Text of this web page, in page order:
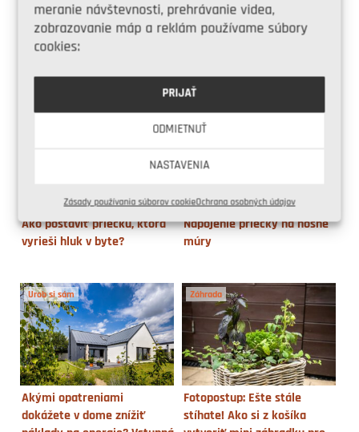
meranie návštevnosti, prehrávanie videa,
zobrazovanie máp a reklám používame súbory
cookies:
PRIJAŤ
ODMIETNUŤ
NASTAVENIA
Zásady používania súborov cookieOchrana osobných údajov
tehál – postup v 9 krokoch
Ako postaviť priečku, ktorá
vyrieši hluk v byte?
Napojenie priečky na nosné
múry
Urob si sám
Akými opatreniami
dokážete v dome znížiť
Záhrada
Fotopostup: Ešte stále
stíhate! Ako si z košíka